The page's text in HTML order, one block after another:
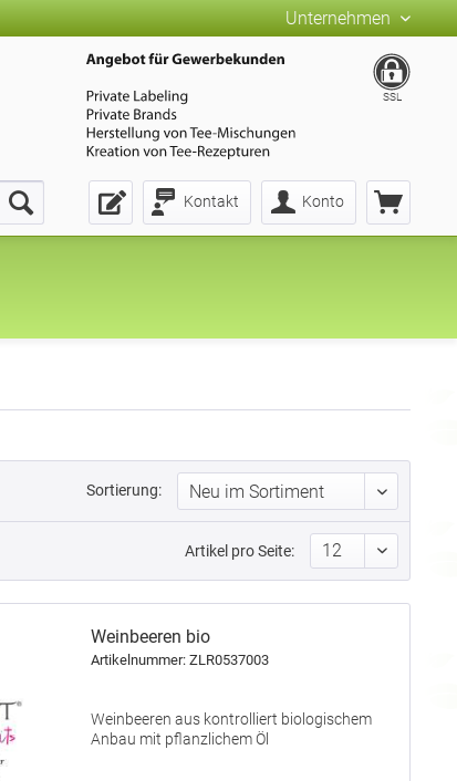
Unternehmen
Kontakt Konto
SSL
Sortierung:
Artikel pro Seite:
Weinbeeren bio
Artikelnummer: ZLR0537003
Weinbeeren aus kontrolliert biologischem
Anbau mit pflanzlichem Öl